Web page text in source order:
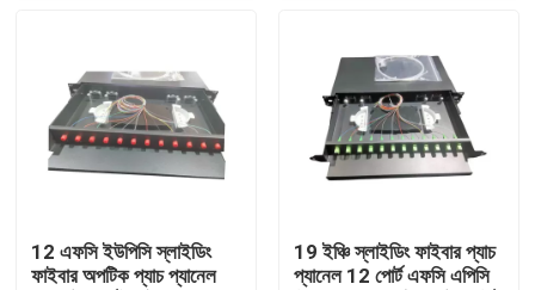
একটি উদ্ধৃতি অনুরোধ করুন
ফাইবার প্যাচ তারের
12 এফসি ইউপিসি স্লাইডিং
ফাইবার অপটিক প্যাচ প্যানেল
19 ইঞ্চি স্লাইডিং ফাইবার প্যাচ
প্যানেল 12 পোর্ট এফসি এপিসি